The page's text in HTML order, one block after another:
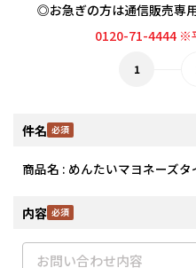
◎お急ぎの方は通信販売専
0120-71-4444 ※
件名
商品名 : めんたいマヨネーズ
内容